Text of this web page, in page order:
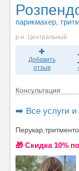
парикмахер,
р-н. Центральный
Добавить
отзыв
Консультация
➡️ Все услуги и
🎁 Cкидка 10%